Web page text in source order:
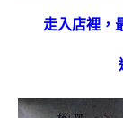
走入店裡，